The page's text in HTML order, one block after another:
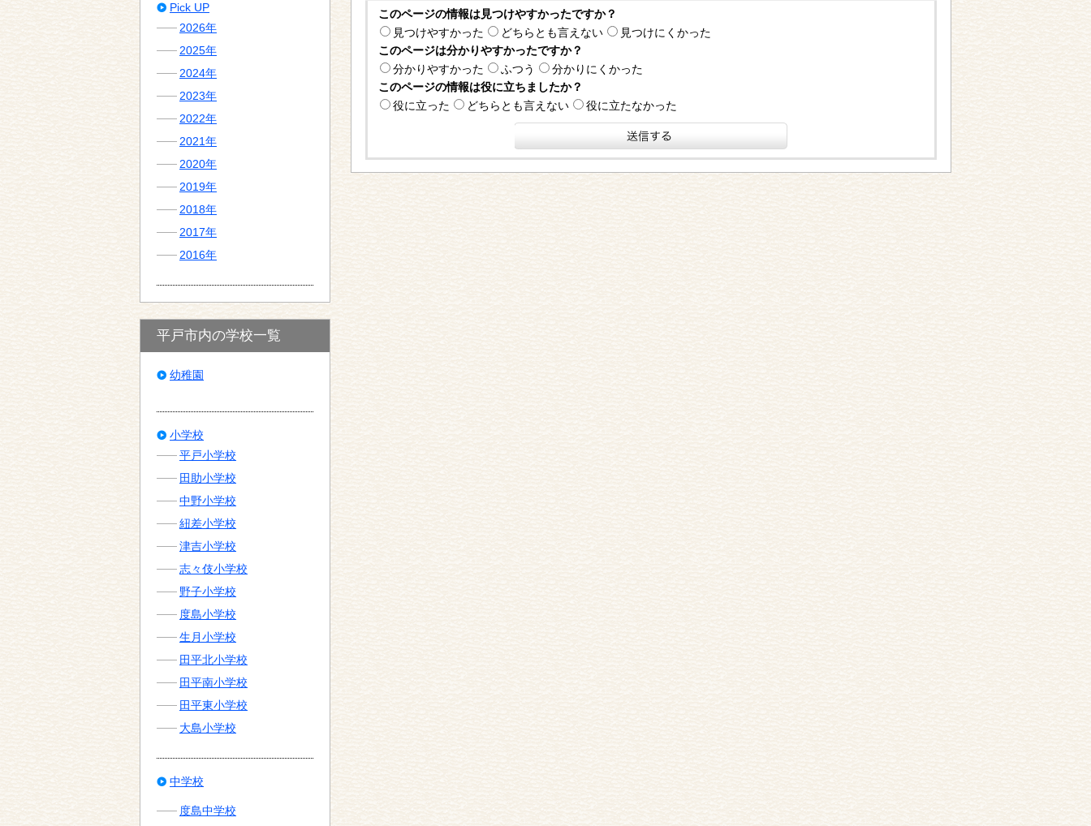
このページの情報は見つけやすかったですか？
見つけやすかった
どちらとも言えない
見つけにくかった
このページは分かりやすかったですか？
分かりやすかった
ふつう
分かりにくかった
このページの情報は役に立ちましたか？
役に立った
どちらとも言えない 役に立たなかった
Pick UP
2026年
2025年
2024年
2023年
2022年
2021年
2020年
2019年
2018年
2017年
2016年
平戸市内の学校一覧
幼稚園
小学校
平戸小学校
田助小学校
中野小学校
紐差小学校
津吉小学校
志々伎小学校
野子小学校
度島小学校
生月小学校
田平北小学校
田平南小学校
田平東小学校
大島小学校
中学校
度島中学校